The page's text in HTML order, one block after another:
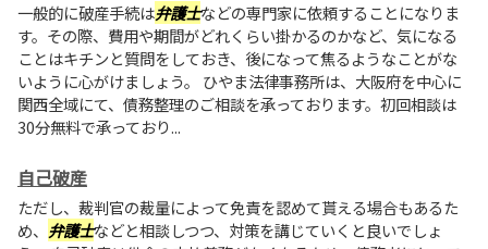
一般的に破産手続は弁護士などの専門家に依頼することになりま
す。その際、費用や期間がどれくらい掛かるのかなど、気になる
ことはキチンと質問をしておき、後になって焦るようなことがな
いように心がけましょう。 ひやま法律事務所は、大阪府を中心に
関西全域にて、債務整理のご相談を承っております。初回相談は
30分無料で承っており...
自己破産
ただし、裁判官の裁量によって免責を認めて貰える場合もあるた
め、 弁護士などと相談しつつ、対策を講じていくと良いでしょ